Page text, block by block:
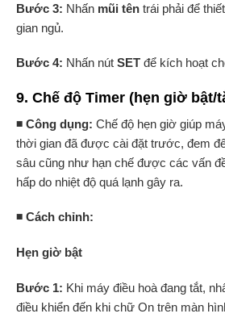
Bước 3: Nhấn mũi tên trái phải để
gian ngủ.
Bước 4: Nhấn nút SET để kích hoạt
9. Chế độ Timer (hẹn giờ bật/
◾ Công dụng: Chế độ hẹn giờ giúp
thời gian đã được cài đặt trước, đem
sâu cũng như hạn chế được các vấn
hấp do nhiệt độ quá lạnh gây ra.
◾ Cách chỉnh:
Hẹn giờ bật
Bước 1: Khi máy điều hoà đang tắt,
điều khiển đến khi chữ On trên màn